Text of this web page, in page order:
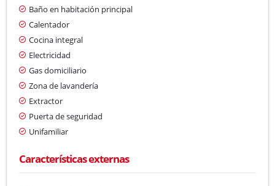
Baño en habitación principal
Calentador
Cocina integral
Electricidad
Gas domiciliario
Zona de lavandería
Extractor
Puerta de seguridad
Unifamiliar
Características externas